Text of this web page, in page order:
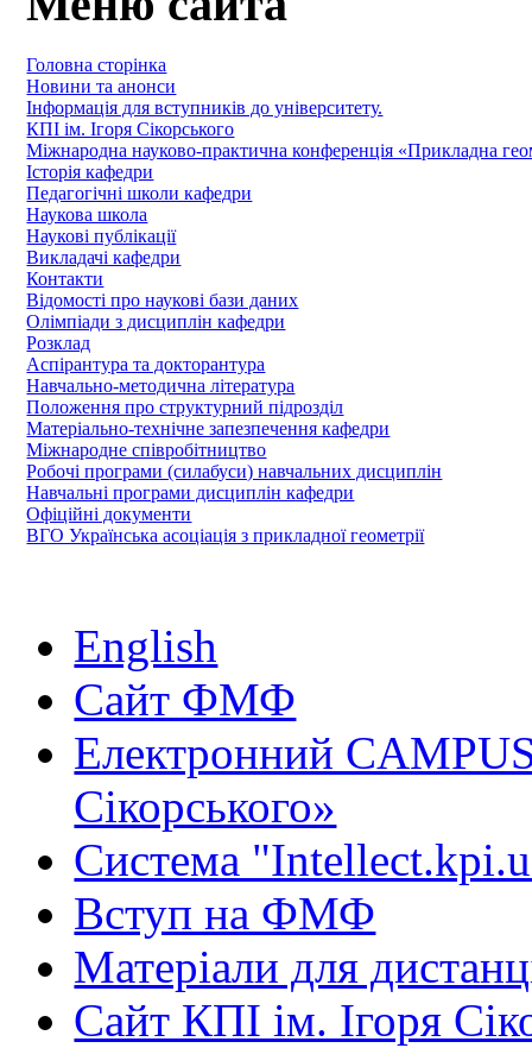
Головна сторінка
Новини та анонси
Інформація для вступників до університету.
КПІ ім. Ігоря Сікорського
Міжнародна науково-практична конференція «Прикладна
Історія кафедри
Педагогічні школи кафедри
Наукова школа
Наукові публікації
Викладачі кафедри
Контакти
Відомості про наукові бази даних
Олімпіади з дисциплін кафедри
Розклад
Аспірантура та докторантура
Навчально-методична література
Положення про структурний підрозділ
Матеріально-технічне запезпечення кафедри
Міжнародне співробітництво
Робочі програми (силабуси) навчальних дисциплін
Навчальні програми дисциплін кафедри
Офіційні документи
ВГО Українська асоціація з прикладної геометрії
English
Сайт ФМФ
Електронний
Сікорського»
Система
Вступ на ФМФ
Матеріали для
Сайт КПІ ім. Ігоря